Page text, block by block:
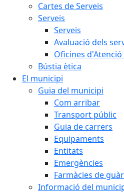
Cartes de Serveis
Serveis
Serveis
Avaluació dels
Oficines
Bústia ètica
El municipi
Guia del municipi
Com arribar
Transport públic
Guia de carrers
Equipaments
Entitats
Emergències
Farmàcies de
Informació del